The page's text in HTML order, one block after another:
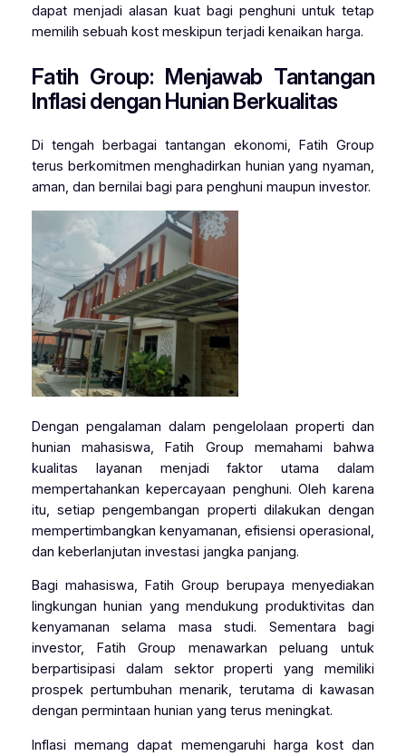
dapat menjadi alasan kuat bagi penghuni untuk tetap
memilih sebuah kost meskipun terjadi kenaikan harga.
Fatih Group: Menjawab Tantangan
Inflasi dengan Hunian Berkualitas
Di tengah berbagai tantangan ekonomi, Fatih Group
terus berkomitmen menghadirkan hunian yang nyaman,
aman, dan bernilai bagi para penghuni maupun investor.
Dengan pengalaman dalam pengelolaan properti dan
hunian mahasiswa, Fatih Group memahami bahwa
kualitas layanan menjadi faktor utama dalam
mempertahankan kepercayaan penghuni. Oleh karena
itu, setiap pengembangan properti dilakukan dengan
mempertimbangkan kenyamanan, efisiensi operasional,
dan keberlanjutan investasi jangka panjang.
Bagi mahasiswa, Fatih Group berupaya menyediakan
lingkungan hunian yang mendukung produktivitas dan
kenyamanan selama masa studi. Sementara bagi
investor, Fatih Group menawarkan peluang untuk
berpartisipasi dalam sektor properti yang memiliki
prospek pertumbuhan menarik, terutama di kawasan
dengan permintaan hunian yang terus meningkat.
Inflasi memang dapat memengaruhi harga kost dan